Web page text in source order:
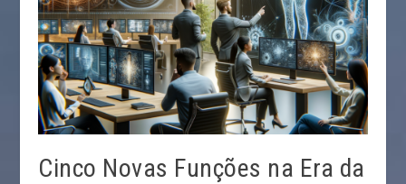
Cinco Novas Funções na Era da